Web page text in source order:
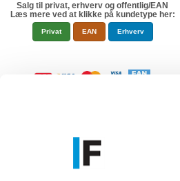
Salg til privat, erhverv og offentlig/EAN
Læs mere ved at klikke på kundetype her:
Privat EAN Erhverv